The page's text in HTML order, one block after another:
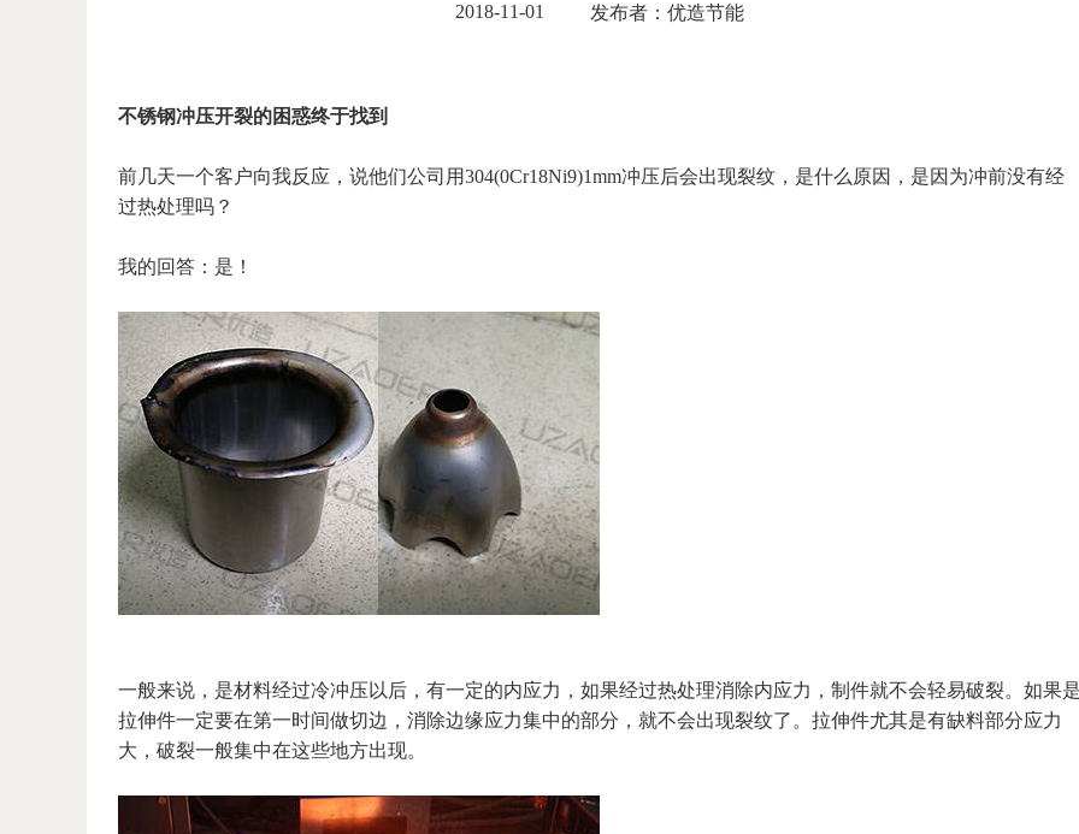
2018-11-01 发布者：优造节能
不锈钢冲压开裂的困惑终于找到
前几天一个客户向我反应，说他们公司用304(0Cr18Ni9)1mm冲压后会出现裂纹，是什么原因，是因为冲前没有经
过热处理吗？
我的回答：是！
一般来说，是材料经过冷冲压以后，有一定的内应力，如果经过热处理消除内应力，制件就不会轻易破裂。如果
拉伸件一定要在第一时间做切边，消除边缘应力集中的部分，就不会出现裂纹了。拉伸件尤其是有缺料部分应力
大，破裂一般集中在这些地方出现。